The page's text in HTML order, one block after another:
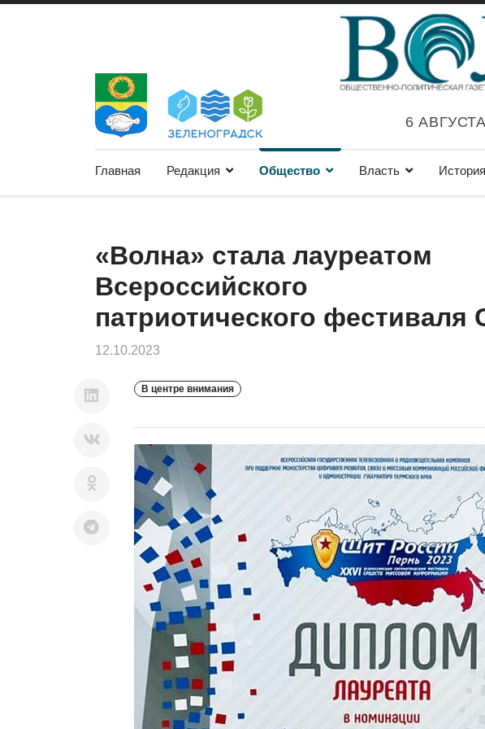
6
Главная Редакция Общество Власть История
«Волна» стала лауреатом
Всероссийского
патриотического фестиваля
12.10.2023
В центре внимания